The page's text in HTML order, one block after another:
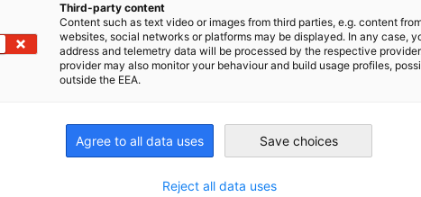
Third-party content
Content such as text video or images from third parties, e.g. content
websites, social networks or platforms may be displayed. In any case,
address and telemetry data will be processed by the respective
provider may also monitor your behaviour and build usage profiles,
outside the EEA.
Agree to all data uses Save choices
Reject all data uses